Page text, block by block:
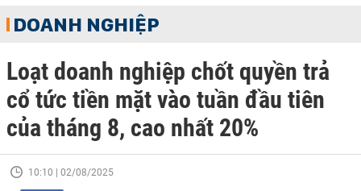
DOANH NGHIỆP
Loạt doanh nghiệp chốt quyền trả
cổ tức tiền mặt vào tuần đầu tiên
của tháng 8, cao nhất 20%
10:10 | 02/08/2025